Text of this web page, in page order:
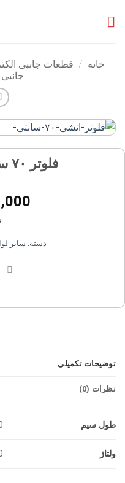
خانه / قطعات جانبی
جانبی
فلوتر ۷۰ سانتی متر آنشی
دسته: سایر
توضیحات تکمیلی
نظرات (0)
طول سیم
ولتاژ